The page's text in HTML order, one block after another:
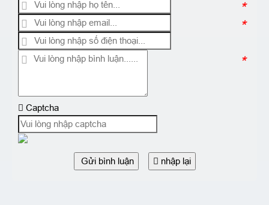
*
*
*
Captcha
Gửi bình luận nhập lại